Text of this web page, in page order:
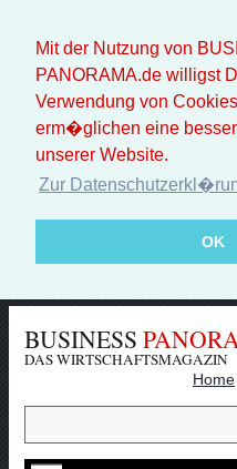
Mit der Nutzung von
PANORAMA.de willigst
Verwendung von
erm�glichen eine
unserer Website.
Zur
OK
BUSINESS
DAS WIRTSCHAFTSMAGAZIN
Home